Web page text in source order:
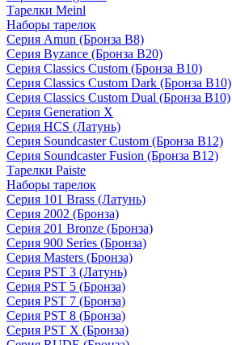
Тарелки Meinl
Наборы тарелок
Серия Amun (Бронза B8)
Серия Byzance (Бронза B20)
Серия Classics Custom (Бронза B10)
Серия Classics Custom Dark (Бронза B10)
Серия Classics Custom Dual (Бронза B10)
Серия Generation X
Серия HCS (Латунь)
Серия Soundcaster Custom (Бронза B12)
Серия Soundcaster Fusion (Бронза B12)
Тарелки Paiste
Наборы тарелок
Серия 101 Brass (Латунь)
Серия 2002 (Бронза)
Серия 201 Bronze (Бронза)
Серия 900 Series (Бронза)
Серия Masters (Бронза)
Серия PST 3 (Латунь)
Серия PST 5 (Бронза)
Серия PST 7 (Бронза)
Серия PST 8 (Бронза)
Серия PST X (Бронза)